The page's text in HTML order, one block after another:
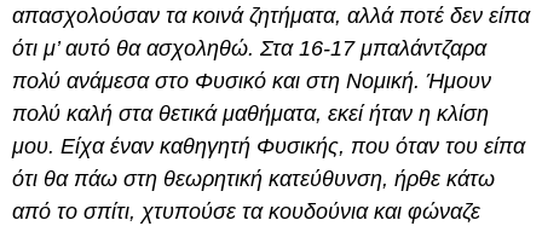
απασχολούσαν τα κοινά ζητήματα, αλλά ποτέ δεν είπα
ότι μ’ αυτό θα ασχοληθώ. Στα 16-17 μπαλάντζαρα
πολύ ανάμεσα στο Φυσικό και στη Νομική. Ήμουν
πολύ καλή στα θετικά μαθήματα, εκεί ήταν η κλίση
μου. Είχα έναν καθηγητή Φυσικής, που όταν του είπα
ότι θα πάω στη θεωρητική κατεύθυνση, ήρθε κάτω
από το σπίτι, χτυπούσε τα κουδούνια και φώναζε